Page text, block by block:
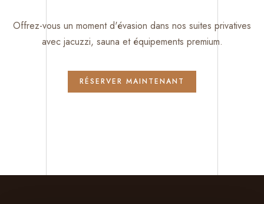
Offrez-vous un moment d'évasion dans nos suites privatives
avec jacuzzi, sauna et équipements premium.
RÉSERVER MAINTENANT